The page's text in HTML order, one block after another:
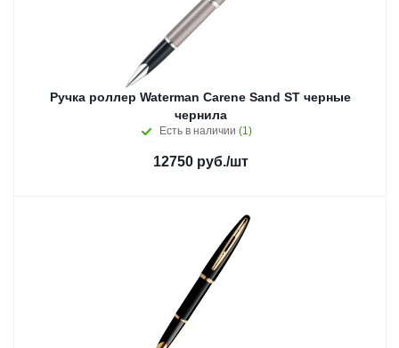
Ручка роллер Waterman Carene Sand ST черные
чернила
Есть в наличии (1)
12750руб./шт